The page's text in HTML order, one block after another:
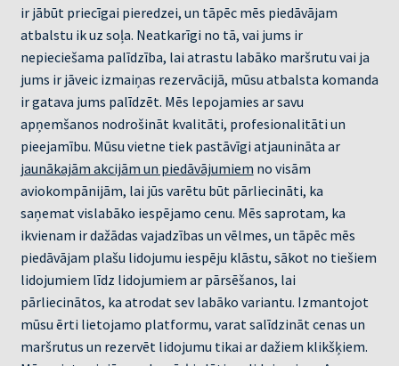
ir jābūt priecīgai pieredzei, un tāpēc mēs piedāvājam
atbalstu ik uz soļa. Neatkarīgi no tā, vai jums ir
nepieciešama palīdzība, lai atrastu labāko maršrutu vai ja
jums ir jāveic izmaiņas rezervācijā, mūsu atbalsta komanda
ir gatava jums palīdzēt. Mēs lepojamies ar savu
apņemšanos nodrošināt kvalitāti, profesionalitāti un
pieejamību. Mūsu vietne tiek pastāvīgi atjaunināta ar
jaunākajām akcijām un piedāvājumiem no visām
aviokompānijām, lai jūs varētu būt pārliecināti, ka
saņemat vislabāko iespējamo cenu. Mēs saprotam, ka
ikvienam ir dažādas vajadzības un vēlmes, un tāpēc mēs
piedāvājam plašu lidojumu iespēju klāstu, sākot no tiešiem
lidojumiem līdz lidojumiem ar pārsēšanos, lai
pārliecinātos, ka atrodat sev labāko variantu. Izmantojot
mūsu ērti lietojamo platformu, varat salīdzināt cenas un
maršrutus un rezervēt lidojumu tikai ar dažiem klikšķiem.